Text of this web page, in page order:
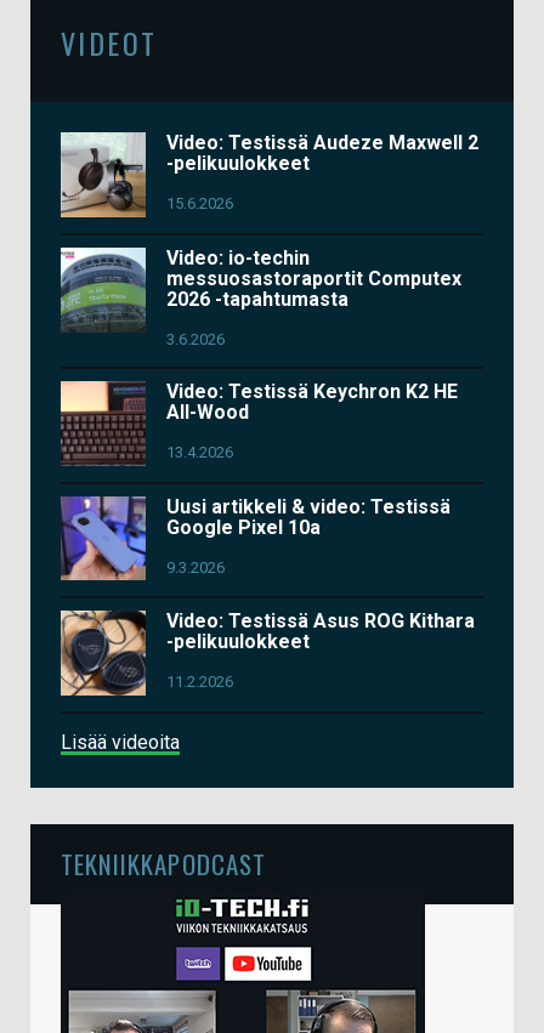
VIDEOT
Video: Testissä Audeze Maxwell 2
-pelikuulokkeet
15.6.2026
Video: io-techin
messuosastoraportit Computex
2026 -tapahtumasta
3.6.2026
Video: Testissä Keychron K2 HE
All-Wood
13.4.2026
Uusi artikkeli & video: Testissä
Google Pixel 10a
9.3.2026
Video: Testissä Asus ROG Kithara
-pelikuulokkeet
11.2.2026
Lisää videoita
TEKNIIKKAPODCAST